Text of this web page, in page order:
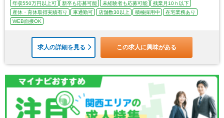
年収550万円以上可 新卒も応募可能 未経験者も応募可能
残業月10ｈ以下
産休・育休取得実績有り
車通勤可 店舗数30以上 積極採用中
在宅業務あり
WEB面接OK
求人の詳細を見る この求人に興味がある